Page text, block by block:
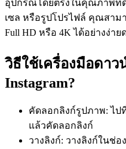
อุปกรณ์โดยตรงในคุณภาพที่ดี
เซล หรือรูปโปรไฟล์ คุณสาม
Full HD หรือ 4K ได้อย่างง่าย
วิธีใช้เครื่องมือดา
Instagram?
คัดลอกลิงก์รูปภาพ: ไป
แล้วคัดลอกลิงก์
วางลิงก์: วางลิงก์ในช่อ